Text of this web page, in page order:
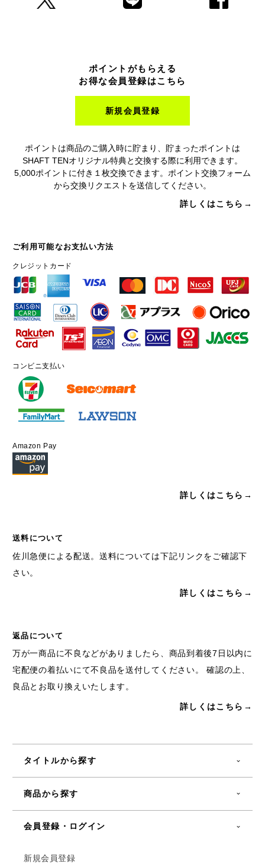
ポイントがもらえる
お得な会員登録はこちら
新規会員登録
ポイントは商品のご購入時に貯まり、貯まったポイントは
SHAFT TENオリジナル特典と交換する際に利用できます。
5,000ポイントに付き１枚交換できます。ポイント交換フォーム
から交換リクエストを送信してください。
詳しくはこちら→
ご利用可能なお支払い方法
クレジットカード
コンビニ支払い
Amazon Pay
詳しくはこちら→
送料について
佐川急便による配送。送料については下記リンクをご確認下
さい。
詳しくはこちら→
返品について
万が一商品に不良などがありましたら、商品到着後7日以内に
宅配便の着払いにて不良品を送付してください。 確認の上、
良品とお取り換えいたします。
詳しくはこちら→
タイトルから探す
商品から探す
会員登録・ログイン
新規会員登録